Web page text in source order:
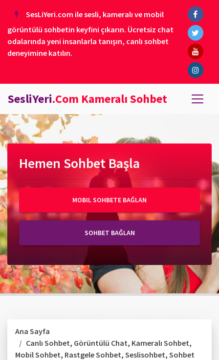
SesLiYeri.com ile sesli, kameralı ve mobil
görüntülü sohbetin keyfini çıkarın. Ücretsiz chat
odalarında yeni insanlarla tanışın, canlı sohbet
deneyimine katılın.
SesliYeri.Com Kameralı Sohbet
Hemen Sohbet Başla
MOBIL SOHBETE BAĞLAN
SOHBET BAĞLAN
Ana Sayfa
Canlı Sohbet, Görüntülü Chat, Kameralı Sohbet,
Mobil Sohbet, Rastgele Sohbet, Seslisohbet, Sohbet